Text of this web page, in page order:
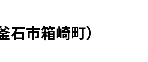
石市箱崎町）